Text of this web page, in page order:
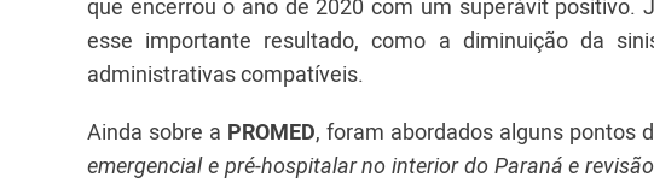
que encerrou o ano de 2020 com um superávit positivo.
esse importante resultado, como a diminuição da
administrativas compatíveis.
Ainda sobre a PROMED, foram abordados alguns pontos
emergencial e pré-hospitalar no interior do Paraná e